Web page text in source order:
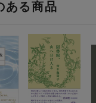
ある商品